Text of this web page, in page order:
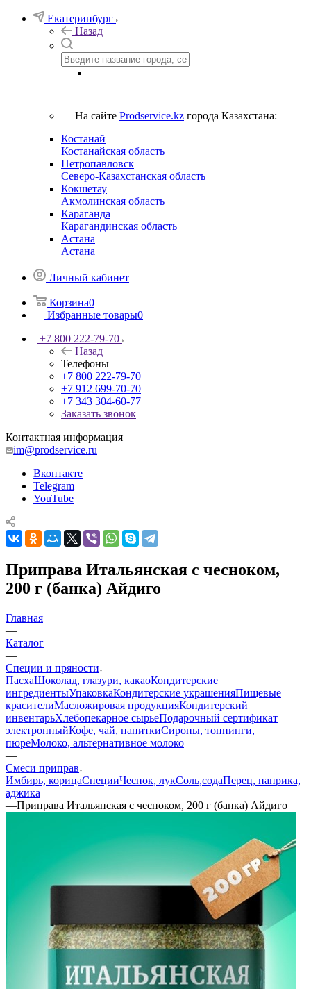
Екатеринбург
Назад
На сайте Prodservice.kz города Казахстана:
Костанай
Костанайская область
Петропавловск
Северо-Казахстанская область
Кокшетау
Акмолинская область
Караганда
Карагандинская область
Астана
Астана
Личный кабинет
Корзина0
Избранные товары0
+7 800 222-79-70
Назад
Телефоны
+7 800 222-79-70
+7 912 699-70-70
+7 343 304-60-77
Заказать звонок
Контактная информация
im@prodservice.ru
Вконтакте
Telegram
YouTube
Приправа Итальянская с чесноком,
200 г (банка) Айдиго
Главная
—
Каталог
—
Специи и пряности
ПасхаШоколад, глазури, какаоКондитерские
ингредиентыУпаковкаКондитерские украшенияПищевые
красителиМасложировая продукцияКондитерский
инвентарьХлебопекарное сырьеПодарочный сертификат
электронныйКофе, чай, напиткиСиропы, топпинги,
пюреМолоко, альтернативное молоко
—
Смеси приправ
Имбирь, корицаСпецииЧеснок, лукСоль,содаПерец, паприка,
аджика
—Приправа Итальянская с чесноком, 200 г (банка) Айдиго